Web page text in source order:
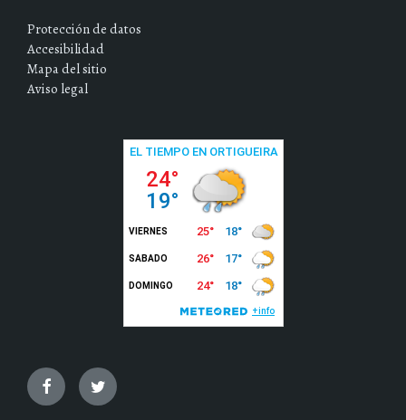
Protección de datos
Accesibilidad
Mapa del sitio
Aviso legal
FacebookTwitter